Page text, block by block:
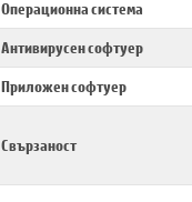
Операционна система
Антивирусен софтуер
Приложен софтуер
Свързаност